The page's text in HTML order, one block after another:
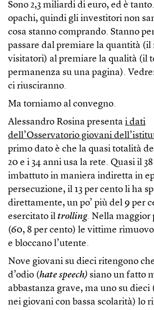
Sono 2,3 miliardi di euro, ed è
opachi, quindi gli investitori non
cosa stanno comprando. Stanno
passare dal premiare la quantità
visitatori) al premiare la qualità (il
permanenza su una pagina).
ci riusciranno.
Ma torniamo al convegno.
Alessandro Rosina presenta i dati
dell’Osservatorio giovani
primo dato è che la quasi totalità
20 e i 34 anni usa la rete. Quasi il
imbattuto in maniera indiretta in
persecuzione, il 13 per cento li ha
direttamente, un po’ più del 9 per
esercitato il trolling. Nella maggior
(60, 8 per cento) le vittime
e bloccano l’utente.
Nove giovani su dieci ritengono
d’odio (hate speech) siano un fatto
abbastanza grave, ma uno su dieci
nei giovani con bassa scolarità) lo